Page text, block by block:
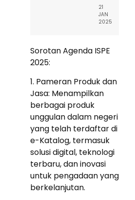
21
JAN
2025
Sorotan Agenda ISPE
2025:
1. Pameran Produk dan
Jasa: Menampilkan
berbagai produk
unggulan dalam negeri
yang telah terdaftar di
e-Katalog, termasuk
solusi digital, teknologi
terbaru, dan inovasi
untuk pengadaan yang
berkelanjutan.